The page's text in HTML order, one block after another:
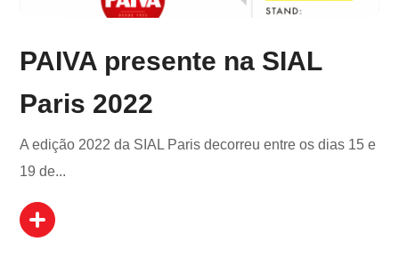
PAIVA presente na SIAL
Paris 2022
A edição 2022 da SIAL Paris decorreu entre os dias 15 e
19 de...